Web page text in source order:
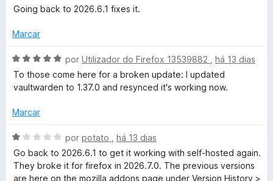
o
m
d
e
Going back to 2026.6.1 fixes it.
Marcar
A
v
a
i
d
o
e
por Utilizador do Firefox 13539882
há 13 dias
To those come here for a broken update: I updated
vaultwarden to 1.37.0 and resynced it's working now.
Marcar
A
v
a
por potato
há 13 dias
Go back to 2026.6.1 to get it working with self-hosted again.
They broke it for firefox in 2026.7.0. The previous versions
are here on the mozilla addons page under Version History >